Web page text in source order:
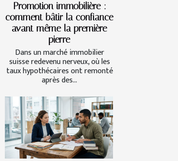
Promotion immobilière :
comment bâtir la confiance
avant même la première
pierre
Dans un marché immobilier
suisse redevenu nerveux, où les
taux hypothécaires ont remonté
après des...